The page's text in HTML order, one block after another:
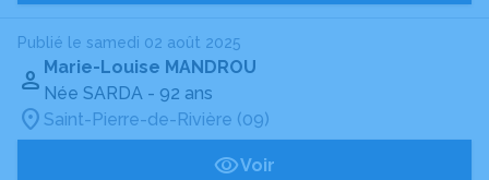
Publié le samedi 02 août 2025
Marie-Louise MANDROU
Née SARDA - 92 ans
Saint-Pierre-de-Rivière (09)
Voir